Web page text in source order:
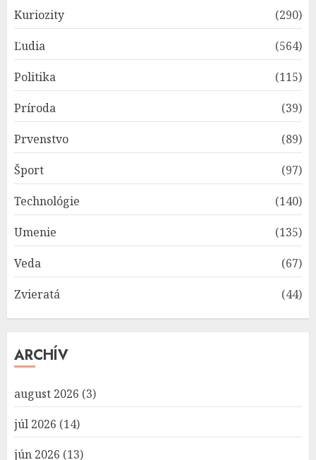
Kuriozity
(290)
Ľudia
(564)
Politika
(115)
Príroda
(39)
Prvenstvo
(89)
Šport
(97)
Technológie
(140)
Umenie
(135)
Veda
(67)
Zvieratá
(44)
ARCHÍV
august 2026 (3)
júl 2026 (14)
jún 2026 (13)